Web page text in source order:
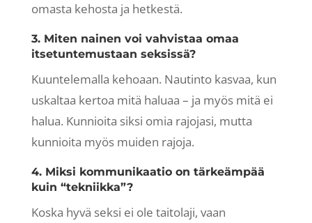
omasta kehosta ja hetkestä.
3. Miten nainen voi vahvistaa omaa
itsetuntemustaan seksissä?
Kuuntelemalla kehoaan. Nautinto kasvaa, kun
uskaltaa kertoa mitä haluaa – ja myös mitä ei
halua. Kunnioita siksi omia rajojasi, mutta
kunnioita myös muiden rajoja.
4. Miksi kommunikaatio on tärkeämpää
kuin “tekniikka”?
Koska hyvä seksi ei ole taitolaji, vaan